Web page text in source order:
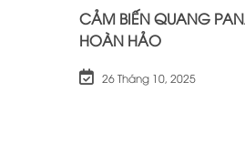
CẢM BIẾN QUANG
HOÀN HẢO
26 Tháng 10, 2025